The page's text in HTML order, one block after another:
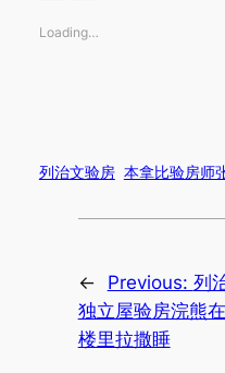
Loading…
列治文验房 本拿比验房师
← Previous: 列
独立屋验房浣熊
楼里拉撒睡